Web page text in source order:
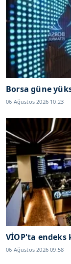
Borsa güne
06 Ağustos 2026 10:23
VİOP'ta endeks
06 Ağustos 2026 09:58